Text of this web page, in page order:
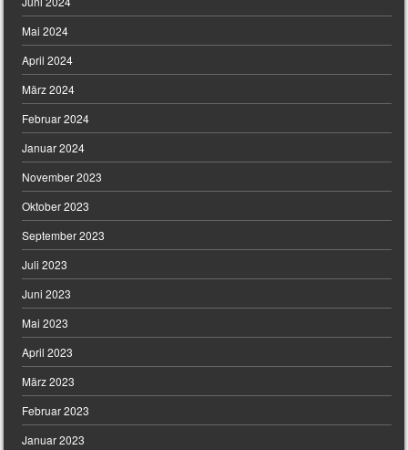
Mai 2024
April 2024
März 2024
Februar 2024
Januar 2024
November 2023
Oktober 2023
September 2023
Juli 2023
Juni 2023
Mai 2023
April 2023
März 2023
Februar 2023
Januar 2023